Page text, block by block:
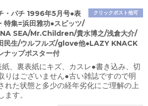
クリックポスト他可
・パチ 1996年5月号●表
特集=浜田雅功●スピッツ/
SEA/Mr.Children/貴水博之/浅倉大介/
民生/ウルフルズ/glove他●LAZY KNACK
ナップポスター付
紙、裏表紙にキズ、カスレ●書き込み、切
りはございません●古い雑誌ですので明
れた状態と多少の経年劣化にご理解の上
す。